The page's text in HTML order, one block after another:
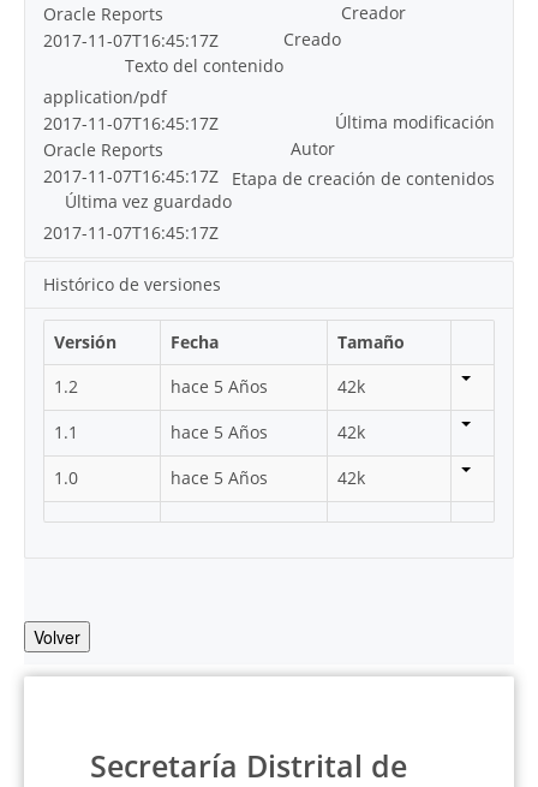
Creador
Oracle Reports
Creado
2017-11-07T16:45:17Z
Texto del contenido
application/pdf
Última modificación
2017-11-07T16:45:17Z
Autor
Oracle Reports
Etapa de creación de contenidos
2017-11-07T16:45:17Z
Última vez guardado
2017-11-07T16:45:17Z
Histórico de versiones
Versión Fecha
Tamaño
1.2
hace 5 Años
42k
1.1
hace 5 Años
42k
1.0
hace 5 Años 42k
Volver
Secretaría Distrital de